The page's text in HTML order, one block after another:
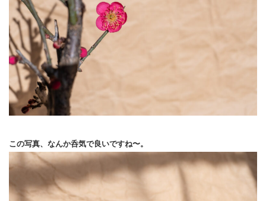
この写真、なんか呑気で良いですね〜。